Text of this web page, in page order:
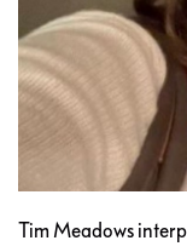
Tim Meadows